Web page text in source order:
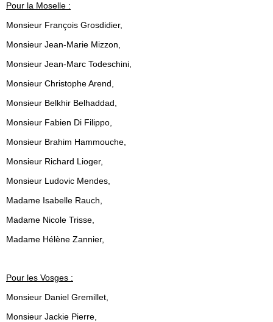
Pour la Moselle :
Monsieur François Grosdidier,
Monsieur Jean-Marie Mizzon,
Monsieur Jean-Marc Todeschini,
Monsieur Christophe Arend,
Monsieur Belkhir Belhaddad,
Monsieur Fabien Di Filippo,
Monsieur Brahim Hammouche,
Monsieur Richard Lioger,
Monsieur Ludovic Mendes,
Madame Isabelle Rauch,
Madame Nicole Trisse,
Madame Hélène Zannier,
Pour les Vosges :
Monsieur Daniel Gremillet,
Monsieur Jackie Pierre,